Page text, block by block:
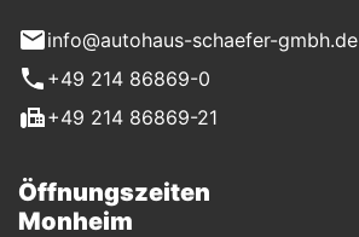
info@autohaus-schaefer-gmbh.de
+49 214 86869-0
+49 214 86869-21
Öffnungszeiten
Monheim